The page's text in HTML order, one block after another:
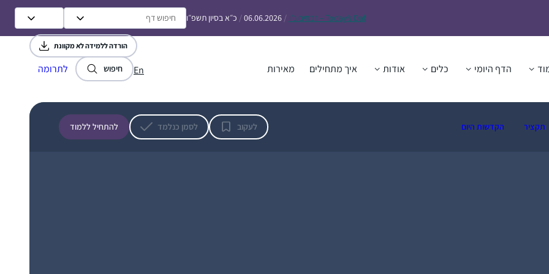
Today’s Daf – זבחים נ״ו /
06.06.2026
/ כ״א בסיון תשפ״ו
הדף היומי כלים אודות איך מתחילים מאירות En חיפוש לתרומה
תקציר הקדשות היום לעקוב לסמן כנלמד להתחיל ללמוד
הורדה ללמידה לא מקוונת
התחלתי לפני כמה שנים אבל רק בסבב הזה
זכיתי ללמוד יום יום ולסיים מסכתות
רעננה, ישראל